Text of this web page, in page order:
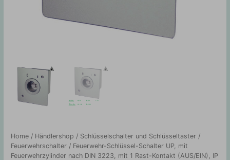
Home / Händlershop / Schlüsselschalter und Schlüsseltaster /
Feuerwehrschalter / Feuerwehr-Schlüssel-Schalter UP, mit
Feuerwehrzylinder nach DIN 3223, mit 1 Rast-Kontakt (AUS/EIN), IP